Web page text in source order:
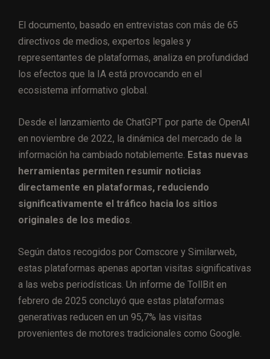
El documento, basado en entrevistas con más de 65
directivos de medios, expertos legales y
representantes de plataformas, analiza en profundidad
los efectos que la IA está provocando en el
ecosistema informativo global.
Desde el lanzamiento de ChatGPT por parte de OpenAI
en noviembre de 2022, la dinámica del mercado de la
información ha cambiado notablemente. Estas nuevas
herramientas permiten resumir noticias
directamente en plataformas, reduciendo
significativamente el tráfico hacia los sitios
originales de los medios.
Según datos recogidos por Comscore y Similarweb,
estas plataformas apenas aportan visitas significativas
a las webs periodísticas. Un informe de TollBit en
febrero de 2025 concluyó que estas plataformas
generativas reducen en un 95,7% las visitas
provenientes de motores tradicionales como Google.